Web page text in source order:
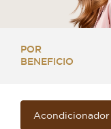
POR
BENEFICIO